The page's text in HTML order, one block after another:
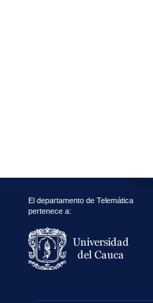
El departamento de Telemática
pertenece a: